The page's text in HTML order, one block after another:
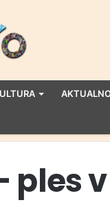
ples